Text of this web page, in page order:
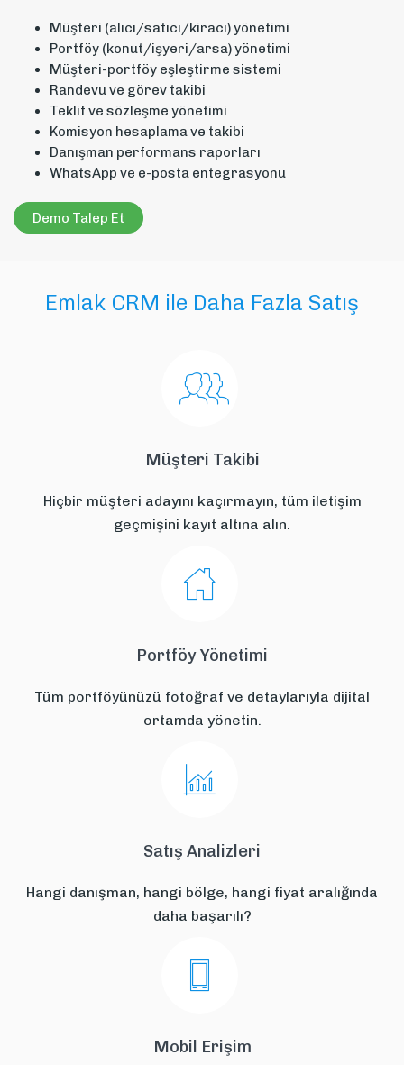
Müşteri (alıcı/satıcı/kiracı) yönetimi
Portföy (konut/işyeri/arsa) yönetimi
Müşteri-portföy eşleştirme sistemi
Randevu ve görev takibi
Teklif ve sözleşme yönetimi
Komisyon hesaplama ve takibi
Danışman performans raporları
WhatsApp ve e-posta entegrasyonu
Demo Talep Et
Emlak CRM ile Daha Fazla Satış
Müşteri Takibi
Hiçbir müşteri adayını kaçırmayın, tüm iletişim
geçmişini kayıt altına alın.
Portföy Yönetimi
Tüm portföyünüzü fotoğraf ve detaylarıyla dijital
ortamda yönetin.
Satış Analizleri
Hangi danışman, hangi bölge, hangi fiyat aralığında
daha başarılı?
Mobil Erişim